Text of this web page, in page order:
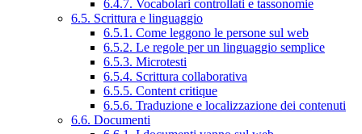
6.4.7. Vocabolari controllati e tassonomie
6.5. Scrittura e linguaggio
6.5.1. Come leggono le persone sul web
6.5.2. Le regole per un linguaggio semplice
6.5.3. Microtesti
6.5.4. Scrittura collaborativa
6.5.5. Content critique
6.5.6. Traduzione e localizzazione dei contenuti
6.6. Documenti